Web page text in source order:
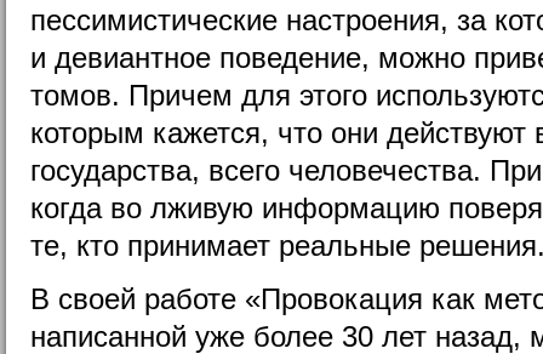
пессимистические настроения, за
и девиантное поведение, можно
томов. Причем для этого
которым кажется, что они действуют
государства, всего человечества.
когда во лживую информацию
те, кто принимает реальные
В своей работе «Провокация как
написанной уже более 30 лет назад,